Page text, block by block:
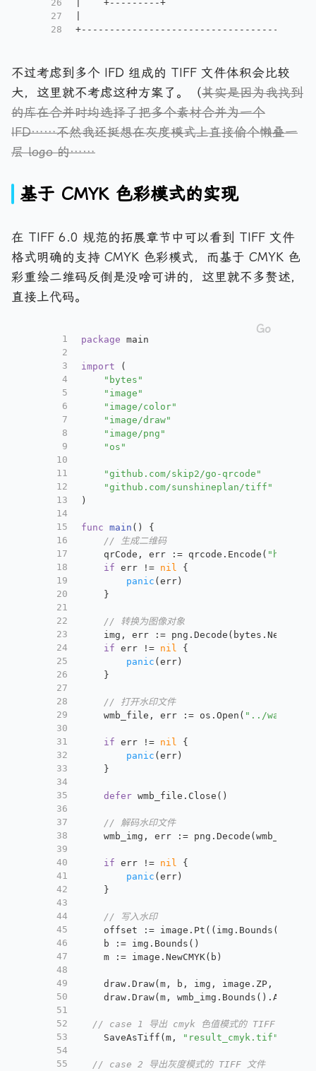
26
27
28
|    +---------+
不过考虑到多个 IFD 组成的 TIFF 文件体积会比较
大，这里就不考虑这种方案了。（其实是因为我找到
的库在合并时均选择了把多个素材合并为一个
IFD……不然我还挺想在灰度模式上直接偷个懒叠一
层 logo 的……
基于 CMYK 色彩模式的实现
在 TIFF 6.0 规范的拓展章节中可以看到 TIFF 文件
格式明确的支持 CMYK 色彩模式，而基于 CMYK 色
彩重绘二维码反倒是没啥可讲的，这里就不多赘述，
直接上代码。
1
2
3
4
5
6
7
8
9
10
11
12
13
14
15
16
17
18
19
20
21
22
23
24
25
26
27
28
29
30
31
32
33
34
35
36
37
38
39
40
41
42
43
44
45
46
47
48
49
50
51
52
53
54
55
package main
import (
"bytes"
"image"
"image/color"
"image/draw"
"image/png"
"os"
"github.com/skip2/go-qrcode"
"github.com/sunshineplan/tiff"
)
func main ()
{
// 生成二维码
	qrCode, err := qrcode.Encode(
"https://
if err != nil
{
panic (err)
	}
// 转换为图像对象
img, err :=
if err != nil
{
panic (err)
	}
// 打开水印文件
	wmb_file, err := os.Open(
"../
if err != nil
{
panic (err)
	}
defer wmb_file.Close()
// 解码水印文件
	wmb_img, err := png.Decode(wmb_file)
if err != nil
{
panic (err)
	}
// 写入水印
offset :=
	b := img.Bounds()
	m := image.NewCMYK(b)
draw.Draw(m, b, img, image.ZP,
draw.Draw(m,
// case 1 导出 cmyk 色值模式的 TIFF 文件
	SaveAsTiff(m,
"result_cmyk.tif"
// case 2 导出灰度模式的 TIFF 文件